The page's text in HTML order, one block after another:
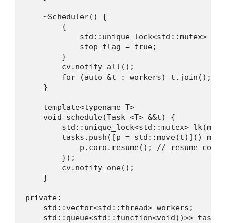
    ~Scheduler() {
        {
std::unique_lock<std::mutex>
            stop_flag = true;
        }
        cv.notify_all();
        for (auto &t : workers) t.join();
    }
    template<typename T>
    void schedule(Task <T> &&t) {
std::unique_lock<std::mutex>
tasks.push([p = std::move(t)]()
p.coro.resume(); // resume
        });
        cv.notify_one();
    }
private:
    std::vector<std::thread> workers;
    std::queue<std::function<void()>> tasks;